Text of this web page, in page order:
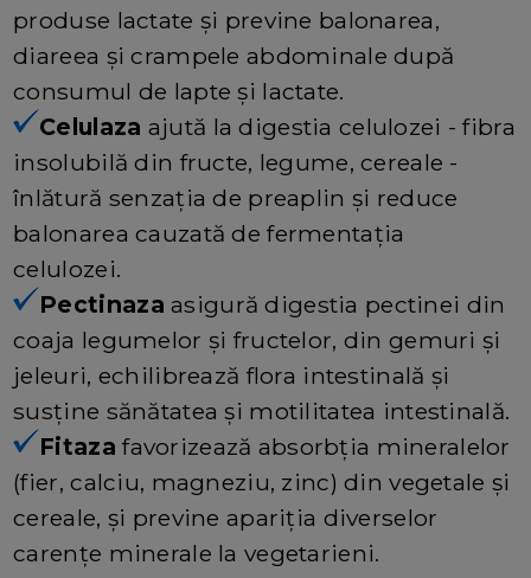
produse lactate și previne balonarea,
diareea și crampele abdominale după
consumul de lapte și lactate.
Celulaza ajută la digestia celulozei - fibra
insolubilă din fructe, legume, cereale -
înlătură senzația de preaplin și reduce
balonarea cauzată de fermentația
celulozei.
Pectinazaasigură digestia pectinei din
coaja legumelor și fructelor, din gemuri și
jeleuri, echilibrează flora intestinală și
susține sănătatea și motilitatea intestinală.
Fitaza favorizează absorbția mineralelor
(fier, calciu, magneziu, zinc) din vegetale și
cereale, și previne apariția diverselor
carențe minerale la vegetarieni.